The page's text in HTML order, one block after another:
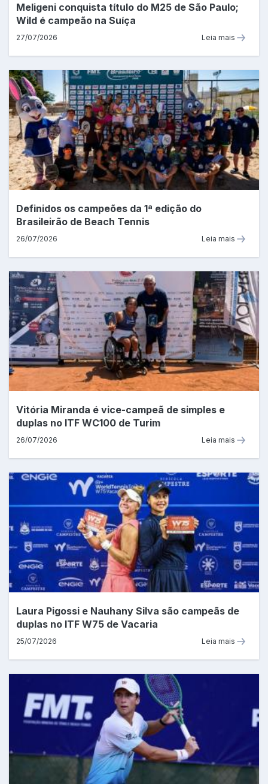
Meligeni conquista título do M25 de São Paulo;
Wild é campeão na Suíça
27/07/2026 Leia mais
Definidos os campeões da 1ª edição do
Brasileirão de Beach Tennis
26/07/2026 Leia mais
Vitória Miranda é vice-campeã de simples e
duplas no ITF WC100 de Turim
26/07/2026 Leia mais
Laura Pigossi e Nauhany Silva são campeãs de
duplas no ITF W75 de Vacaria
25/07/2026 Leia mais